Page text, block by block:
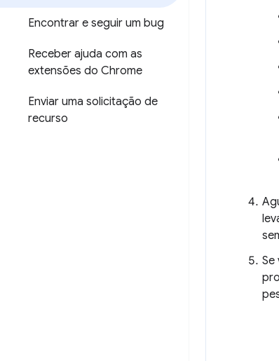
Encontrar e seguir um bug
Receber ajuda com as
extensões do Chrome
Enviar uma solicitação de
recurso
Se